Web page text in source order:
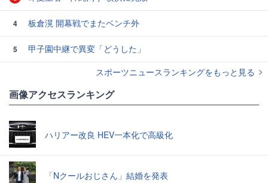
4 板倉滉 開幕戦でまたベンチ外
5
甲子園中継で異変「どうした」
スポーツニュースランキングをもっと見る
画像アクセスランキング
ハリアー改良 HEV一本化で高級化
「Nクールおじさん」結婚を発表